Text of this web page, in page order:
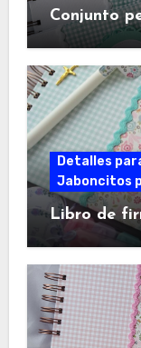
Conjunto
Detalles
Jaboncitos
Libro de